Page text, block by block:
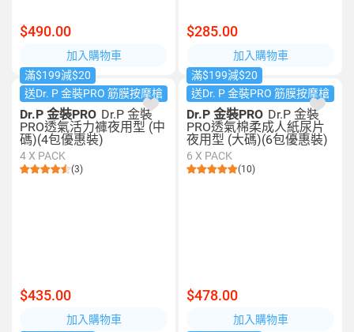
$490.00
加入購物車
$285.00
加入購物車
滿$199減$20
送Dr. P 金裝PRO 筋膜按摩槍
Dr.P 金裝PRO Dr.P 金裝
PRO透氣活力褲夜用型 (中
碼)(4包優惠裝)
4 X PACK
(3)
$435.00
加入購物車
滿$199減$20
送Dr. P 金裝PRO 筋膜按摩槍
Dr.P 金裝PRO Dr.P 金裝
PRO透氣棉柔成人紙尿片
夜用型 (大碼)(6包優惠裝)
6 X PACK
(10)
$478.00
加入購物車